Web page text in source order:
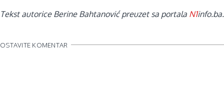
Tekst autorice Berine Bahtanović preuzet sa portala N1info.ba.
OSTAVITE KOMENTAR